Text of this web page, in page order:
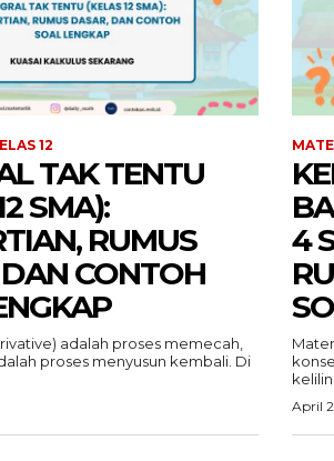
12
TAK TENTU
SMA):
RUMUS
CONTOH
adalah proses memecah,
proses menyusun kembali. Di
4
April